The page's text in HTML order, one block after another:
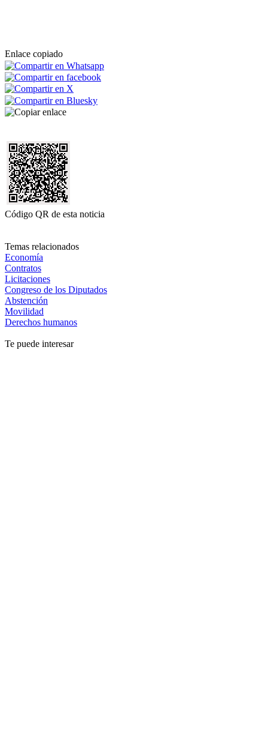
Enlace copiado
Código QR de esta noticia
Temas relacionados
Economía
Contratos
Licitaciones
Congreso de los Diputados
Abstención
Movilidad
Derechos humanos
Te puede interesar